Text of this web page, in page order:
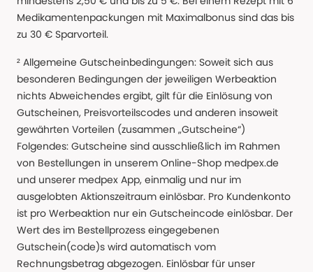
Medikamentenpackungen mit Maximalbonus sind das bis
zu 30 € Sparvorteil.
² Allgemeine Gutscheinbedingungen: Soweit sich aus
besonderen Bedingungen der jeweiligen Werbeaktion
nichts Abweichendes ergibt, gilt für die Einlösung von
Gutscheinen, Preisvorteilscodes und anderen insoweit
gewährten Vorteilen (zusammen „Gutscheine“)
Folgendes: Gutscheine sind ausschließlich im Rahmen
von Bestellungen in unserem Online-Shop medpex.de
und unserer medpex App, einmalig und nur im
ausgelobten Aktionszeitraum einlösbar. Pro Kundenkonto
ist pro Werbeaktion nur ein Gutscheincode einlösbar. Der
Wert des im Bestellprozess eingegebenen
Gutschein(code)s wird automatisch vom
Rechnungsbetrag abgezogen. Einlösbar für unser